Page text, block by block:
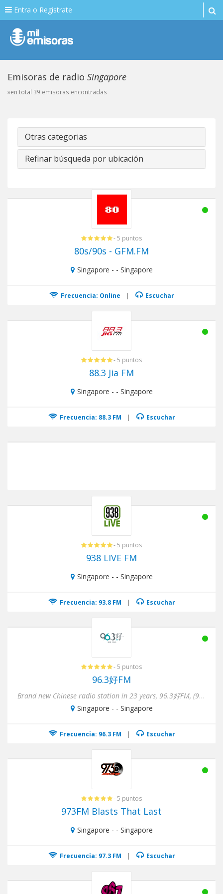
Entra o Registrate
Emisoras de radio Singapore
»en total 39 emisoras encontradas
Otras categorias
Refinar búsqueda por ubicación
- 5 puntos
80s/90s - GFM.FM
Singapore - - Singapore
Frecuencia: Online | Escuchar
- 5 puntos
88.3 Jia FM
Singapore - - Singapore
Frecuencia: 88.3 FM | Escuchar
- 5 puntos
938 LIVE FM
Singapore - - Singapore
Frecuencia: 93.8 FM | Escuchar
- 5 puntos
96.3好FM
Brand new Chinese radio station in 23 years, 96.3好FM, (96.3 Hao FM) targets mainly on well-learned digital migrants...
Singapore - - Singapore
Frecuencia: 96.3 FM | Escuchar
- 5 puntos
973FM Blasts That Last
Singapore - - Singapore
Frecuencia: 97.3 FM | Escuchar